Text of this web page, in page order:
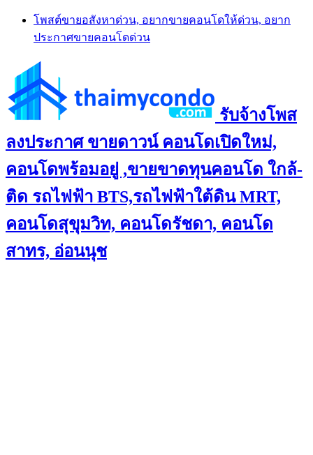
Skip
content
โพสต์ขายอสังหาด่วน, อยากขายคอนโดให้ด่วน, อยาก
ประกาศขายคอนโดด่วน
รับจ้างโพส
ลงประกาศ ขายดาวน์ คอนโดเปิดใหม่,
คอนโดพร้อมอยู่ ,ขายขาดทุนคอนโด ใกล้-
ติด รถไฟฟ้า BTS,รถไฟฟ้าใต้ดิน MRT,
คอนโดสุขุมวิท, คอนโดรัชดา, คอนโด
สาทร, อ่อนนุช